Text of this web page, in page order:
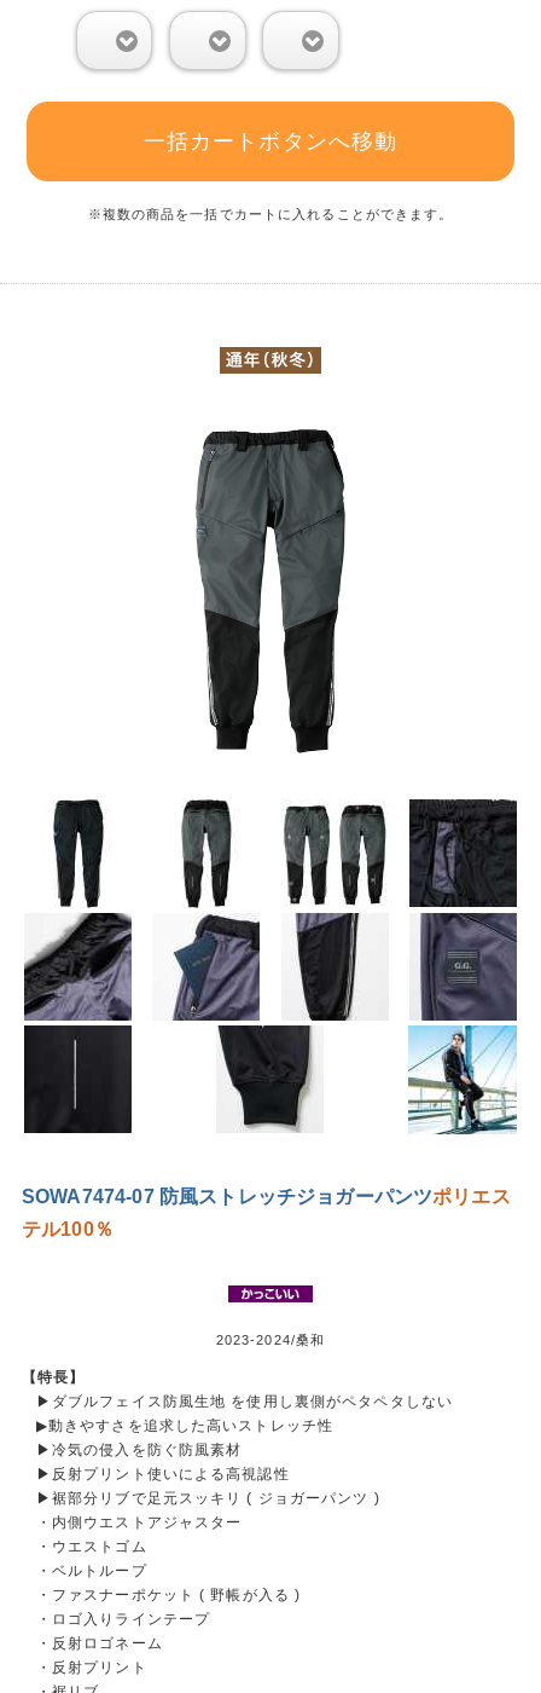
一括カートボタンへ移動
※複数の商品を一括でカートに入れることができます。
SOWA7474-07 防風ストレッチジョガーパンツポリエス
テル100％
2023-2024/桑和
【特長】
▶ダブルフェイス防風生地 を使用し裏側がペタペタしない
▶動きやすさを追求した高いストレッチ性
▶冷気の侵入を防ぐ防風素材
▶反射プリント使いによる高視認性
▶裾部分リブで足元スッキリ ( ジョガーパンツ )
・内側ウエストアジャスター
・ウエストゴム
・ベルトループ
・ファスナーポケット ( 野帳が入る )
・ロゴ入りラインテープ
・反射ロゴネーム
・反射プリント